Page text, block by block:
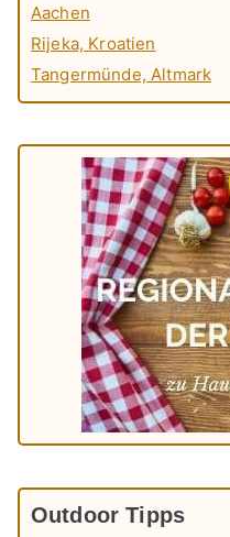
Aachen
Rijeka, Kroatien
Tangermünde, Altmark
Outdoor Tipps